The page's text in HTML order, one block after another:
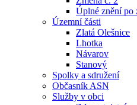
Úplné znění po
Územní části
Zlatá Olešnice
Lhotka
Návarov
Stanový
Spolky a sdružení
Občasník ASN
Služby v obci